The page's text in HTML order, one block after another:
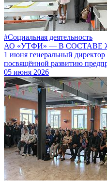
#Социальная деятельность
АО «УТФИ» — В
1 июня генеральный
посвящённой развитию
05 июня 2026